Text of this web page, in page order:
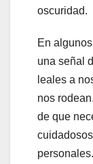
oscuridad.
En
una señal
leales a
nos
de que
personales.